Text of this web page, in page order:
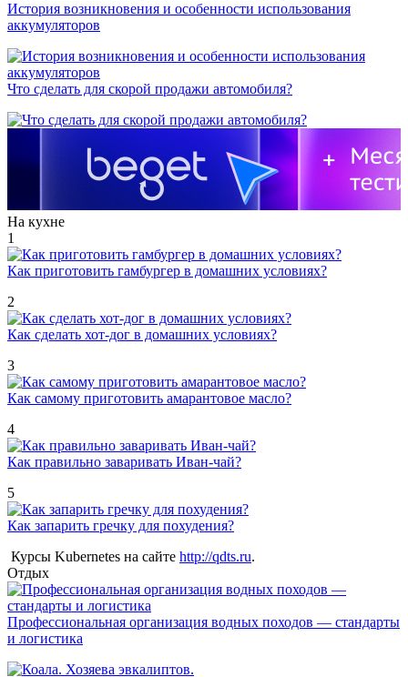
История возникновения и особенности использования
аккумуляторов
Что сделать для скорой продажи автомобиля?
На кухне
1
Как приготовить гамбургер в домашних условиях?
2
Как сделать хот-дог в домашних условиях?
3
Как самому приготовить амарантовое масло?
4
Как правильно заваривать Иван-чай?
5
Как запарить гречку для похудения?
Курсы Kubernetes на сайте http://qdts.ru.
Отдых
Профессиональная организация водных походов — стандарты
и логистика